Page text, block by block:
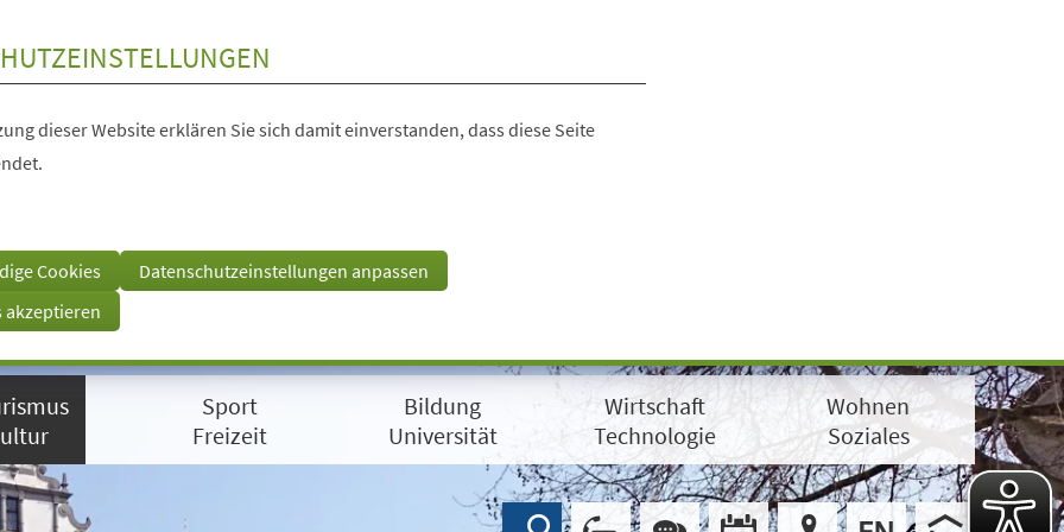
dieser Website erklären Sie sich damit einverstanden, dass diese Seite
Cookies
Datenschutzeinstellungen anpassen
akzeptieren
Sport
Freizeit
Bildung
Universität
Wirtschaft
Technologie
Wohnen
Soziales